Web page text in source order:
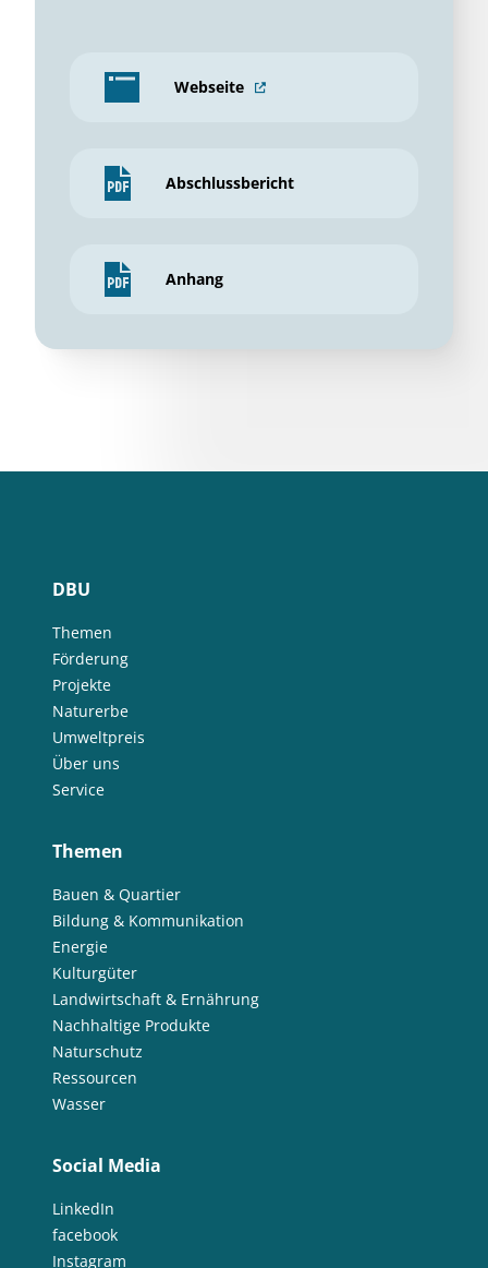
Webseite
Abschlussbericht
Anhang
DBU
Themen
Förderung
Projekte
Naturerbe
Umweltpreis
Über uns
Service
Themen
Bauen & Quartier
Bildung & Kommunikation
Energie
Kulturgüter
Landwirtschaft & Ernährung
Nachhaltige Produkte
Naturschutz
Ressourcen
Wasser
Social Media
LinkedIn
facebook
Instagram